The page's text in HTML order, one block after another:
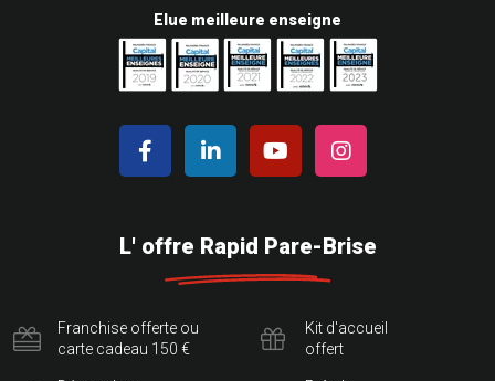
Elue meilleure enseigne
L' offre Rapid Pare-Brise
Franchise offerte ou
carte cadeau 150 €
Kit d'accueil
offert